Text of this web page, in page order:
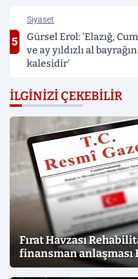
5
Siyaset
Gürsel Erol: 'Elazığ,
ve ay yıldızlı al
kalesidir'
İLGINIZI ÇEKEBILIR
Fırat Havzası
finansman anlaşması
yayımlandı